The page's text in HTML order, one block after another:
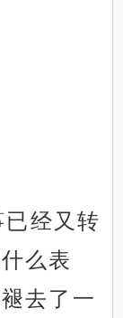
经又转
么表
去了一